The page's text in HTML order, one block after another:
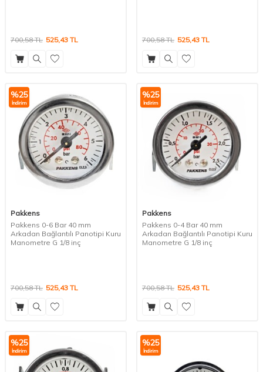
700,58TL 525,43 TL 700,58TL 525,43 TL
%25
İndirim
Pakkens
Pakkens 0-6 Bar 40 mm
Arkadan Bağlantılı Panotipi Kuru
Manometre G 1/8 inç
700,58TL 525,43 TL
%25
İndirim
Pakkens
Pakkens 0-4 Bar 40 mm
Arkadan Bağlantılı Panotipi Kuru
Manometre G 1/8 inç
700,58TL 525,43 TL
%25
İndirim
%25
İndirim